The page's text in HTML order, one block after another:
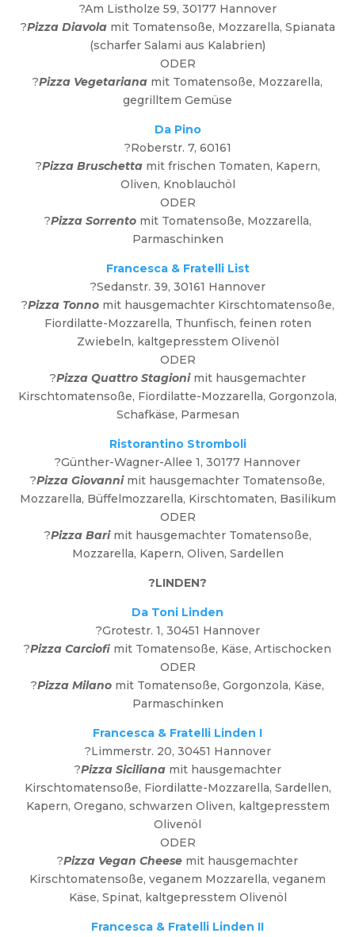
?Am Listholze 59, 30177 Hannover
?Pizza Diavolamit Tomatensoße, Mozzarella, Spianata
(scharfer Salami aus Kalabrien)
ODER
?Pizza Vegetariana mit Tomatensoße, Mozzarella,
gegrilltem Gemüse
Da Pino
?Roberstr. 7, 60161
?Pizza Bruschettamit frischen Tomaten, Kapern,
Oliven, Knoblauchöl
ODER
?Pizza Sorrentomit Tomatensoße, Mozzarella,
Parmaschinken
Francesca & Fratelli List
?Sedanstr. 39, 30161 Hannover
?Pizza Tonno mit hausgemachter Kirschtomatensoße,
Fiordilatte-Mozzarella, Thunfisch, feinen roten
Zwiebeln, kaltgepresstem Olivenöl
ODER
?Pizza Quattro Stagioni mit hausgemachter
Kirschtomatensoße, Fiordilatte-Mozzarella, Gorgonzola,
Schafkäse, Parmesan
Ristorantino Stromboli
?Günther-Wagner-Allee 1, 30177 Hannover
?Pizza Giovannimit hausgemachter Tomatensoße,
Mozzarella, Büffelmozzarella, Kirschtomaten, Basilikum
ODER
?Pizza Bari mit hausgemachter Tomatensoße,
Mozzarella, Kapern, Oliven, Sardellen
?LINDEN?
Da Toni Linden
?Grotestr. 1, 30451 Hannover
?Pizza Carciofi mit Tomatensoße, Käse, Artischocken
ODER
?Pizza Milano mit Tomatensoße, Gorgonzola, Käse,
Parmaschinken
Francesca & Fratelli Linden I
?Limmerstr. 20, 30451 Hannover
?Pizza Siciliana mit hausgemachter
Kirschtomatensoße, Fiordilatte-Mozzarella, Sardellen,
Kapern, Oregano, schwarzen Oliven, kaltgepresstem
Olivenöl
ODER
?Pizza Vegan Cheese mit hausgemachter
Kirschtomatensoße, veganem Mozzarella, veganem
Käse, Spinat, kaltgepresstem Olivenöl
Francesca & Fratelli Linden II